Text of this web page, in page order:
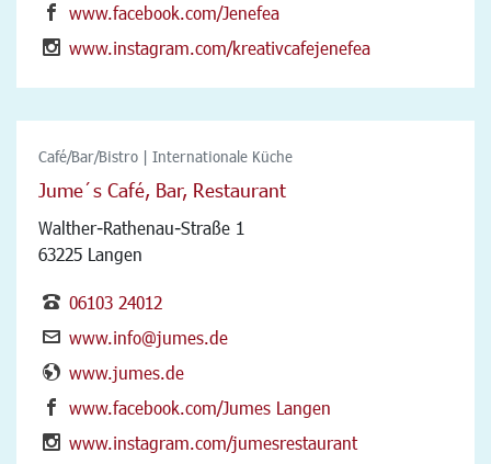
www.facebook.com/Jenefea
www.instagram.com/kreativcafejenefea
Café/Bar/Bistro | Internationale Küche
Jume´s Café, Bar, Restaurant
Walther-Rathenau-Straße 1
63225 Langen
06103 24012
www.info@jumes.de
www.jumes.de
www.facebook.com/Jumes Langen
www.instagram.com/jumesrestaurant